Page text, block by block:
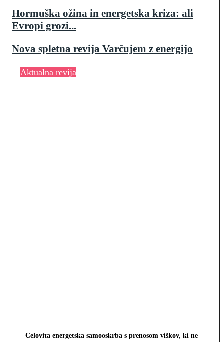
Hormuška ožina in energetska kriza: ali
Evropi grozi...
Nova spletna revija Varčujem z energijo
Aktualna revija
Celovita energetska samooskrba s prenosom viškov, ki ne